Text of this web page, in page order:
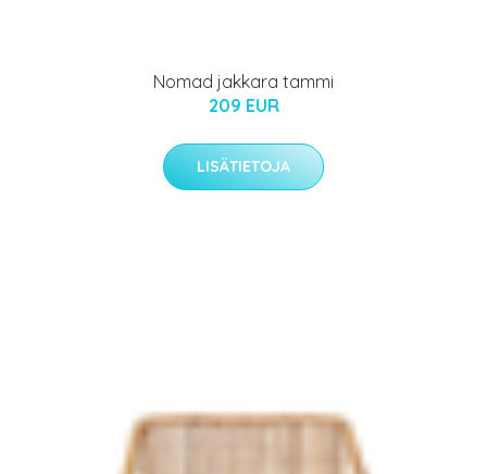
Nomad jakkara tammi
209 EUR
LISÄTIETOJA